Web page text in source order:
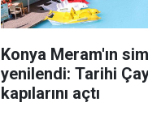
Konya Meram'ın
yenilendi: Tarihi
kapılarını açtı